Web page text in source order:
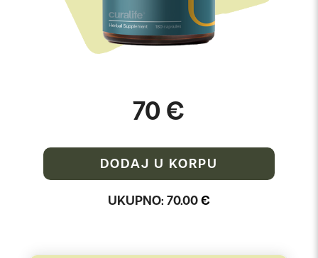
70 €
DODAJ U KORPU
UKUPNO: 70.00€